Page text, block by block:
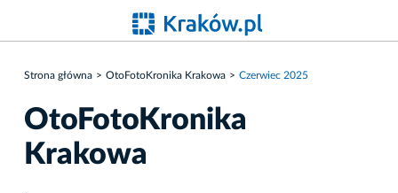
Strona główna OtoFotoKronika Krakowa Czerwiec 2025
OtoFotoKronika
Krakowa